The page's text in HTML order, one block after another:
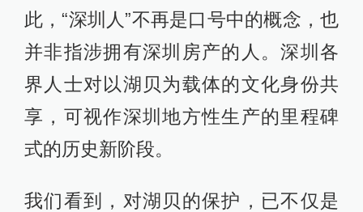
此，“深圳人”不再是口号中的概念，也
并非指涉拥有深圳房产的人。深圳各
界人士对以湖贝为载体的文化身份共
享，可视作深圳地方性生产的里程碑
式的历史新阶段。
我们看到，对湖贝的保护，已不仅是